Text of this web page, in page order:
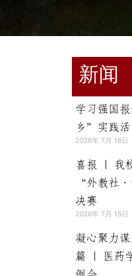
新闻
学习强国
乡”实践活
2026年 7月 16日
喜报 | 我
“外教社·
决赛
2026年 7月 15日
凝心聚力
篇 | 医药